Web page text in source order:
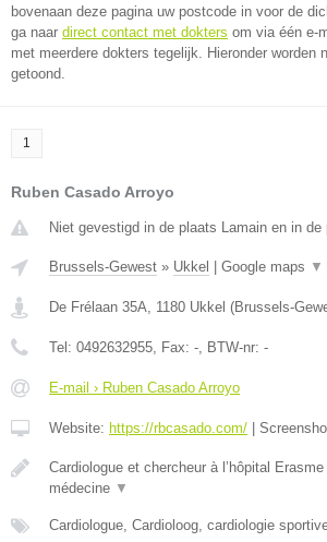
bovenaan deze pagina uw postcode in voor de
ga naar direct contact met dokters om via één e-
met meerdere dokters tegelijk. Hieronder worden
getoond.
1
Ruben Casado Arroyo
Niet gevestigd in de plaats Lamain en in de
Brussels-Gewest » Ukkel Google maps ▼
De Frélaan 35A, 1180 Ukkel (Brussels-
Tel: 0492632955, Fax: -, BTW-nr: -
E-mail › Ruben Casado Arroyo
Website: https://rbcasado.com/
Cardiologue et chercheur à l’hôpital
médecine ▼
Cardiologue, Cardioloog, cardiologie